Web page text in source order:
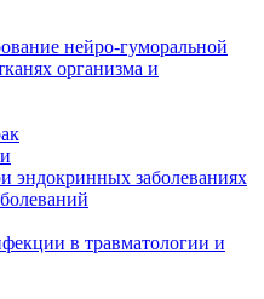
нейро-гуморальной
организма и
эндокринных заболеваниях
в травматологии и